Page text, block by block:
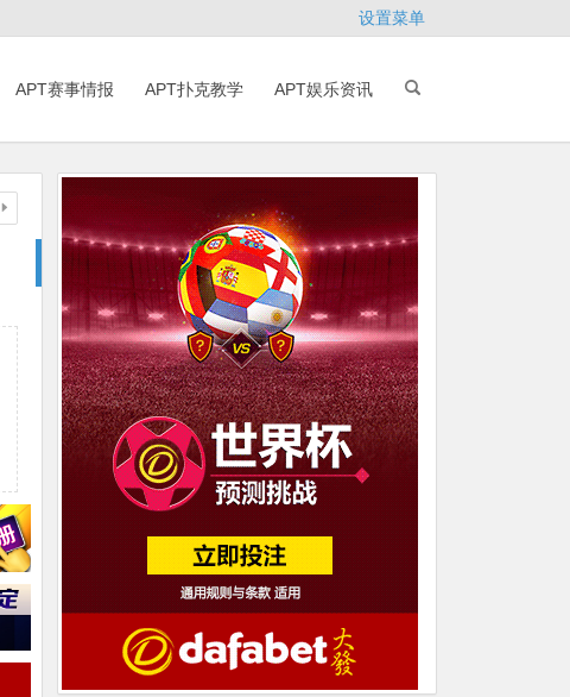
设置菜单
APT赛事情报 APT扑克教学 APT娱乐资讯